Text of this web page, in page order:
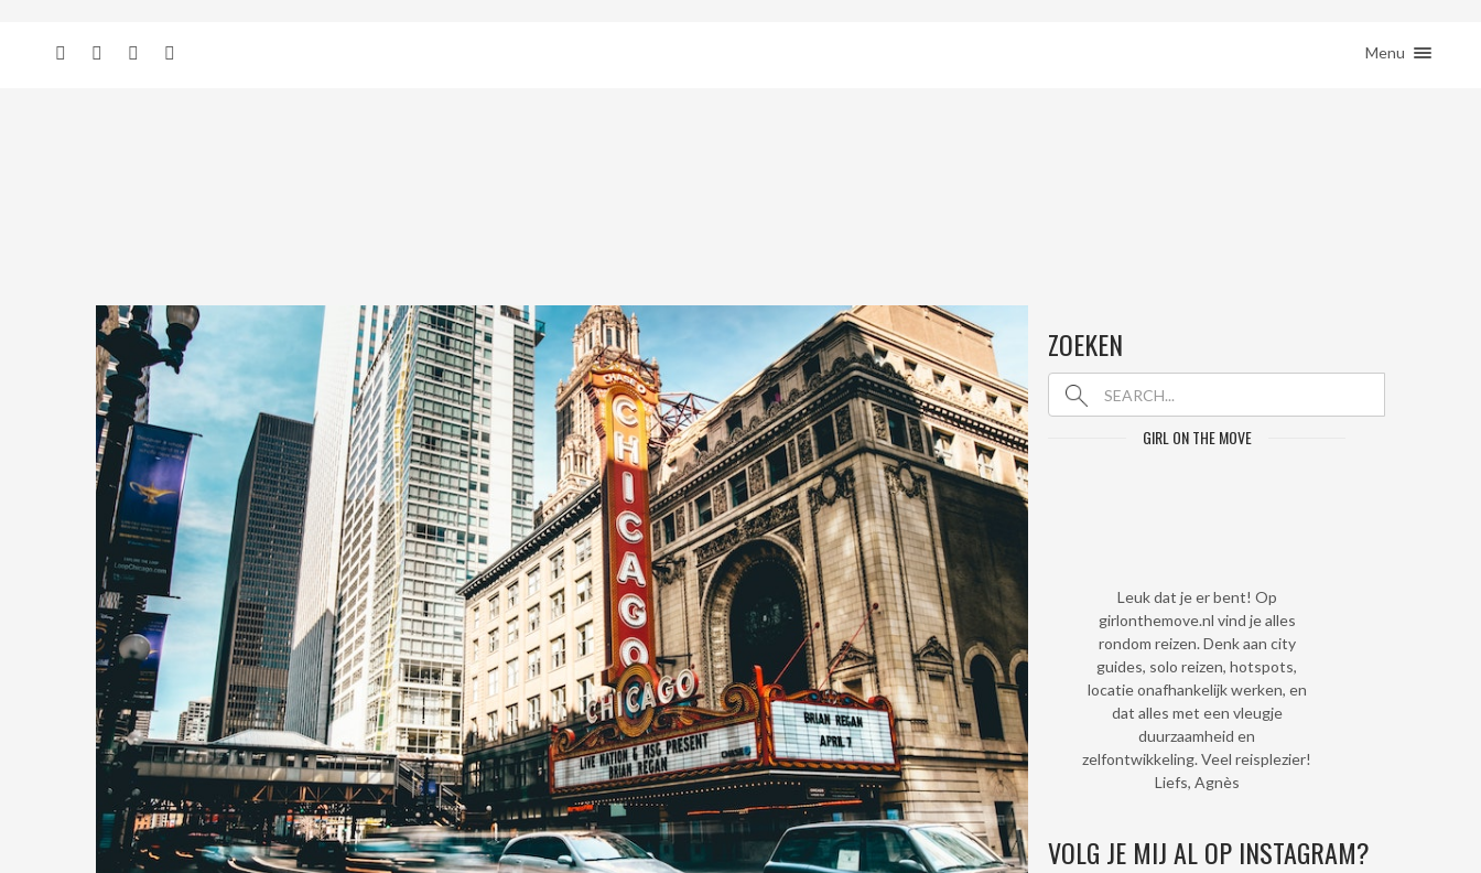
Menu
ZOEKEN
GIRL ON THE MOVE
Leuk dat je er bent! Op
girlonthemove.nl vind je alles
rondom reizen. Denk aan city
guides, solo reizen, hotspots,
locatie onafhankelijk werken, en
dat alles met een vleugje
duurzaamheid en
zelfontwikkeling. Veel reisplezier!
Liefs, Agnès
VOLG JE MIJ AL OP INSTAGRAM?